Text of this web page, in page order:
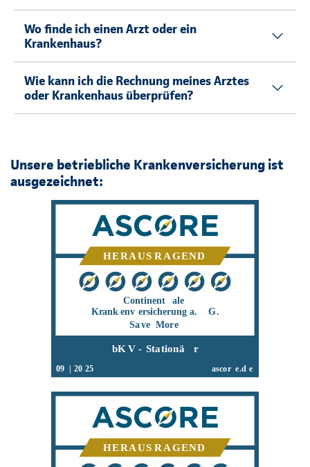
Wo finde ich einen Arzt oder ein
Krankenhaus?
Wie kann ich die Rechnung meines Arztes
oder Krankenhaus überprüfen?
Unsere betriebliche Krankenversicherung ist
ausgezeichnet: